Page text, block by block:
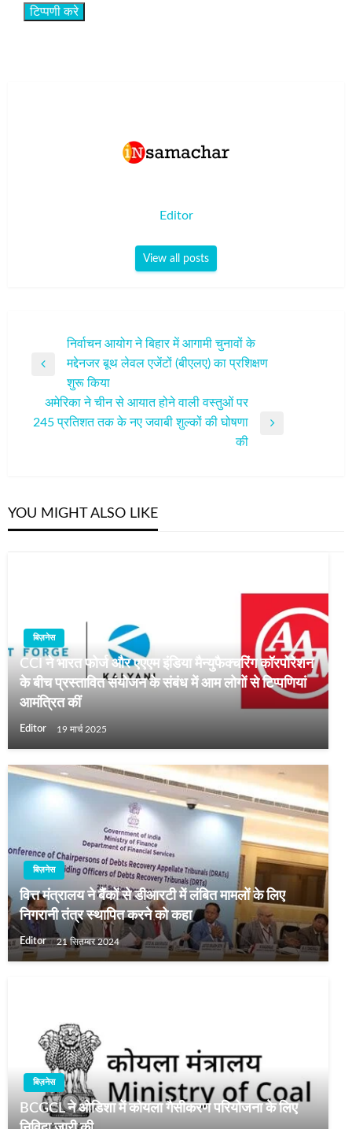
Editor
View all posts
नेविगेशन
Previous
Post
निर्वाचन आयोग ने बिहार में आगामी चुनावों के
मद्देनजर बूथ लेवल एजेंटों (बीएलए) का प्रशिक्षण
शुरू किया
अमेरिका ने चीन से आयात होने वाली वस्तुओं पर
245 प्रतिशत तक के नए जवाबी शुल्कों की घोषणा
की
YOU MIGHT ALSO LIKE
बिज़नेस
CCI ने भारत फोर्ज और एएएम इंडिया मैन्युफैक्चरिंग कॉरपोरेशन
के बीच प्रस्तावित संयोजन के संबंध में आम लोगों से टिप्पणियां
आमंत्रित कीं
Editor 19 मार्च 2025
बिज़नेस
वित्त मंत्रालय ने बैंकों से डीआरटी में लंबित मामलों के लिए
निगरानी तंत्र स्थापित करने को कहा
Editor 21 सितम्बर 2024
बिज़नेस
BCGCL ने ओडिशा में कोयला गैसीकरण परियोजना के लिए